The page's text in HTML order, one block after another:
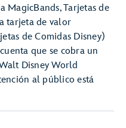
MagicBands, Tarjetas de
tarjeta de valor
de Comidas Disney)
que se cobra un
Disney World
al público está